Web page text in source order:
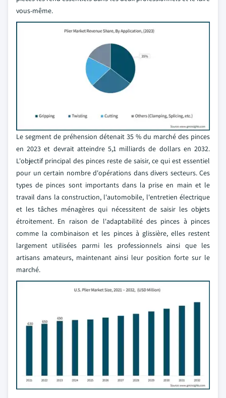
vous-même.
Le segment de préhension détenait 35 % du marché des pinces
en 2023 et devrait atteindre 5,1 milliards de dollars en 2032.
L'objectif principal des pinces reste de saisir, ce qui est essentiel
pour un certain nombre d'opérations dans divers secteurs. Ces
types de pinces sont importants dans la prise en main et le
travail dans la construction, l'automobile, l'entretien électrique
et les tâches ménagères qui nécessitent de saisir les objets
étroitement. En raison de l'adaptabilité des pinces à pinces
comme la combinaison et les pinces à glissière, elles restent
largement utilisées parmi les professionnels ainsi que les
artisans amateurs, maintenant ainsi leur position forte sur le
marché.